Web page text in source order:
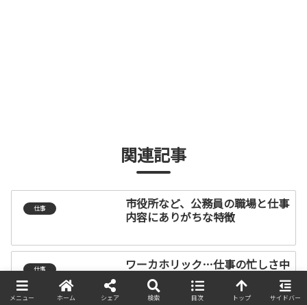
関連記事
仕事
市役所など、公務員の職場と仕事
内容にありがちな特徴
仕事
ワーカホリック…仕事の忙しさ中
毒になる症状と、治し方
メニュー ホーム シェア 検索 目次 トップ サイドバー